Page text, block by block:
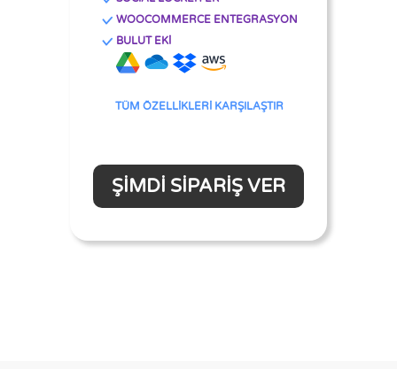
WOOCOMMERCE ENTEGRASYON
BULUT EKİ
TÜM ÖZELLİKLERİ KARŞILAŞTIR
ŞIMDI SIPARIŞ VER